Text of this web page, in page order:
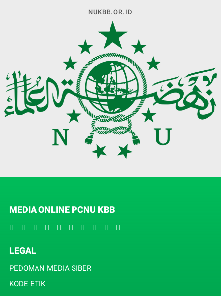
NUKBB.OR.ID
MEDIA ONLINE PCNU KBB
LEGAL
PEDOMAN MEDIA SIBER
KODE ETIK